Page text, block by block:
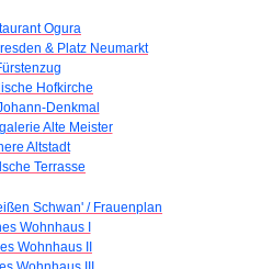
Ogura
& Platz Neumarkt
Hofkirche
Denkmal
Alte Meister
Altstadt
Terrasse
Schwan' / Frauenplan
Wohnhaus I
Wohnhaus II